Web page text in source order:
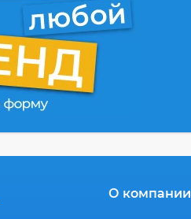
О компании